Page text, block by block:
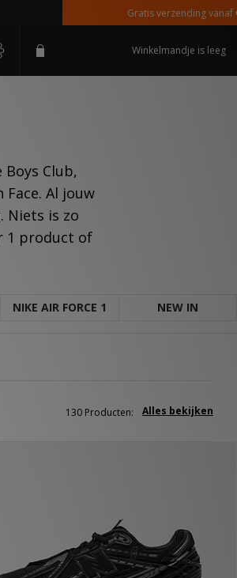
Gratis verzending vanaf €110,-
Winkelmandje is leeg
Club,
Al jouw
Niets is zo
1 product of
NIKE AIR FORCE 1 NEW IN
Alles bekijken
130 Producten: